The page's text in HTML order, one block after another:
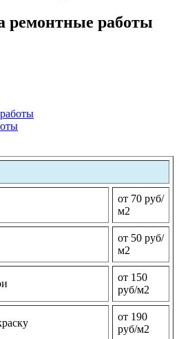
ремонтные работы
от 70 руб/
м2
от 50 руб/
м2
от 150
руб/м2
от 190
руб/м2